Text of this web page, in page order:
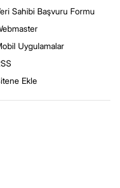
Sahibi Başvuru Formu
Uygulamalar
Ekle